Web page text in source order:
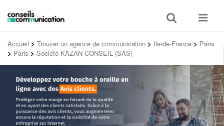
Toggle
search
Toggle
Accueil > Trouver un agence de communication > Ile-de-France > Paris
> Paris > Société KAZAN CONSEIL (SAS)